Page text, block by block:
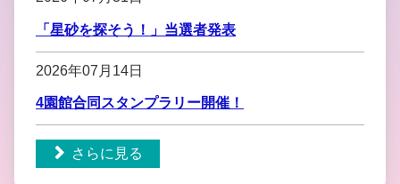
「星砂を探そう！」当選者発表
2026年07月14日
4園館合同スタンプラリー開催！
さらに見る